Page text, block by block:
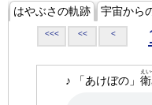
はやぶさの軌跡 宇宙から
<<< << <
♪ 「あけぼの」
え